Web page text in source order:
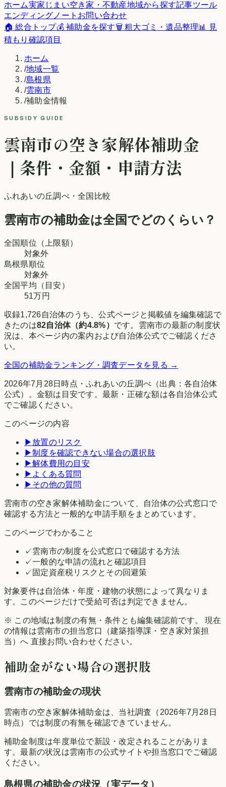
ホーム実家じまい空き家・不動産地域から探す記事ツール
エンディングノート お問い合わせ
🏠 総合トップ💰 補助金を探す🗑️ 粗大ゴミ・遺品整理📊 見
積もり確認項目
ホーム
/地域一覧
/島根県
/雲南市
/補助金情報
SUBSIDY GUIDE
雲南市の空き家解体補助金
｜条件・金額・申請方法
ふれあいの丘調べ・全国比較
雲南市の補助金は全国でどのくらい？
全国順位（上限額）
対象外
島根県順位
対象外
全国平均（目安）
51万円
収録1,726自治体のうち、公式ページと掲載値を編集確認で
きたのは82自治体（約4.8%） です。 雲南市の最新の制度状
況は、本ページ内の案内および自治体公式でご確認くださ
い。
全国の補助金ランキング・調査データを見る →
2026年7月28日時点 ・ふれあいの丘調べ （出典：各自治体
公式）。金額は目安です。最新・正確な額は各自治体公式
でご確認ください。
このページの内容
▶ 放置のリスク
▶制度を確認できない場合の選択肢
▶解体費用の目安
▶ よくある質問
▶ その他の質問
雲南市の空き家解体補助金について、自治体の公式窓口で
確認する方法と一般的な申請手順をまとめています。
このページでわかること
✓雲南市の制度を公式窓口で確認する方法
✓一般的な申請の流れと確認項目
✓ 固定資産税リスクとその回避策
対象要件は自治体・年度・建物の状態によって異なりま
す。このページだけで受給可否は判定できません。
※ この地域は制度の有無・条件とも編集確認前です。 現在
の情報は雲南市の担当窓口（建築指導課・空き家対策担
当）へ 直接お問い合わせください。
補助金がない場合の選択肢
雲南市の補助金の現状
雲南市の空き家解体補助金は、当社調査（2026年7月28日
時点）では制度の有無を確認できていません。
補助金制度は年度単位で新設・改定されることがありま
す。最新の状況は雲南市の公式サイトや担当窓口でご確認
ください。
島根県の補助金の状況（実データ）